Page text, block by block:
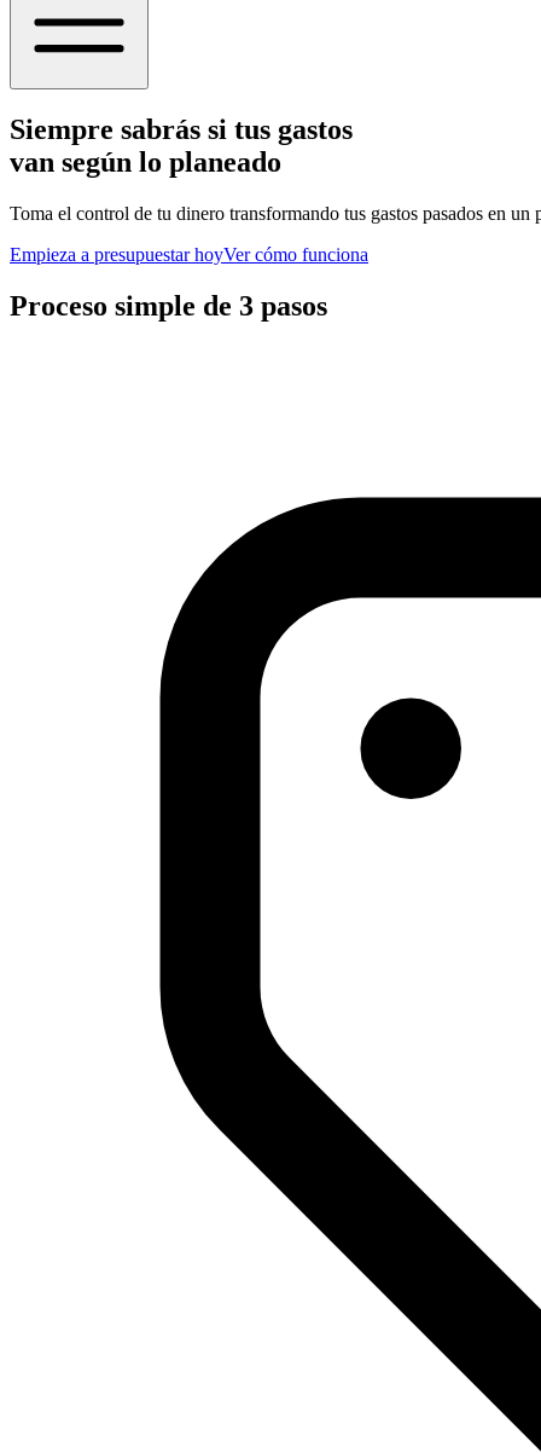
Siempre sabrás si tus gastos
van según lo planeado
Toma el control de tu dinero transformando tus gastos pasados en
Empieza a presupuestar hoyVer cómo funciona
Proceso simple de 3 pasos